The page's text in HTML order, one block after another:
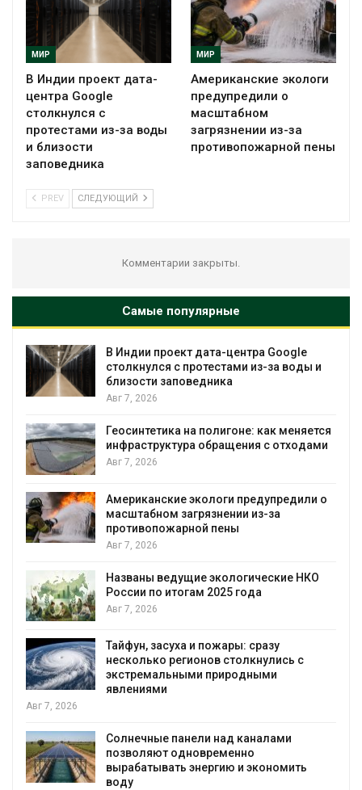
МИР
В Индии проект дата-
центра Google
столкнулся с
протестами из-за воды
и близости
заповедника
МИР
Американские экологи
предупредили о
масштабном
загрязнении из-за
противопожарной пены
PREV СЛЕДУЮЩИЙ
Комментарии закрыты.
Самые популярные
В Индии проект дата-центра Google
столкнулся с протестами из-за воды и
близости заповедника
Авг 7, 2026
Геосинтетика на полигоне: как меняется
инфраструктура обращения с отходами
Авг 7, 2026
Американские экологи предупредили о
масштабном загрязнении из-за
противопожарной пены
Авг 7, 2026
Названы ведущие экологические НКО
России по итогам 2025 года
Авг 7, 2026
Тайфун, засуха и пожары: сразу
несколько регионов столкнулись с
экстремальными природными
явлениями
Авг 7, 2026
Солнечные панели над каналами
позволяют одновременно
вырабатывать энергию и экономить
воду